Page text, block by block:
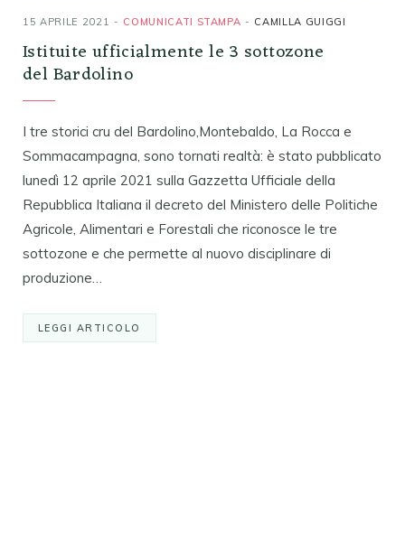
15 APRILE 2021 COMUNICATI STAMPA CAMILLA GUIGGI
Istituite ufficialmente le 3 sottozone
del Bardolino
I tre storici cru del Bardolino,Montebaldo, La Rocca e
Sommacampagna, sono tornati realtà: è stato pubblicato
lunedì 12 aprile 2021 sulla Gazzetta Ufficiale della
Repubblica Italiana il decreto del Ministero delle Politiche
Agricole, Alimentari e Forestali che riconosce le tre
sottozone e che permette al nuovo disciplinare di
produzione…
LEGGI ARTICOLO